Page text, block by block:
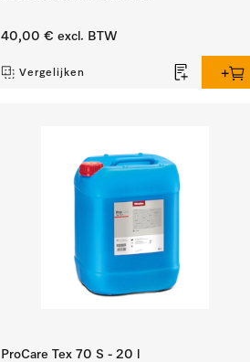
40,00 € excl. BTW
Vergelijken
ProCare Tex 70 S - 20 l